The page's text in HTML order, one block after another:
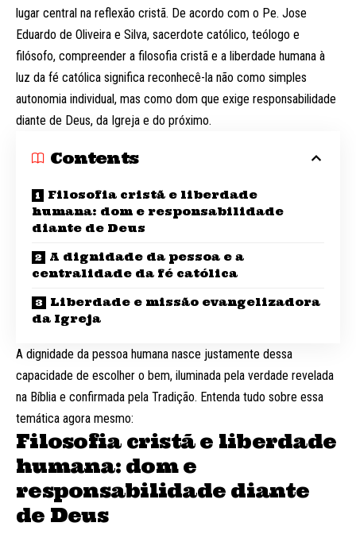
lugar central na reflexão cristã. De acordo com o Pe. Jose
Eduardo de Oliveira e Silva, sacerdote católico, teólogo e
filósofo, compreender a filosofia cristã e a liberdade humana à
luz da fé católica significa reconhecê-la não como simples
autonomia individual, mas como dom que exige responsabilidade
diante de Deus, da Igreja e do próximo.
Contents
Filosofia cristã e liberdade
humana: dom e responsabilidade
diante de Deus
A dignidade da pessoa e a
centralidade da fé católica
Liberdade e missão evangelizadora
da Igreja
A dignidade da pessoa humana nasce justamente dessa
capacidade de escolher o bem, iluminada pela verdade revelada
na Bíblia e confirmada pela Tradição. Entenda tudo sobre essa
temática agora mesmo:
Filosofia cristã e liberdade
humana: dom e
responsabilidade diante
de Deus